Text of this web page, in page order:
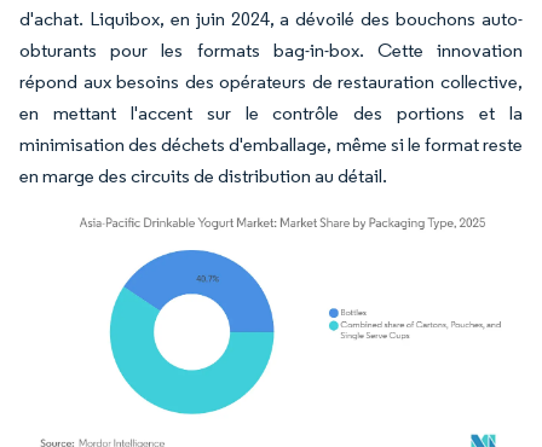
d'achat. Liquibox, en juin 2024, a dévoilé des bouchons auto-
obturants pour les formats bag-in-box. Cette innovation
répond aux besoins des opérateurs de restauration collective,
en mettant l'accent sur le contrôle des portions et la
minimisation des déchets d'emballage, même si le format reste
en marge des circuits de distribution au détail.